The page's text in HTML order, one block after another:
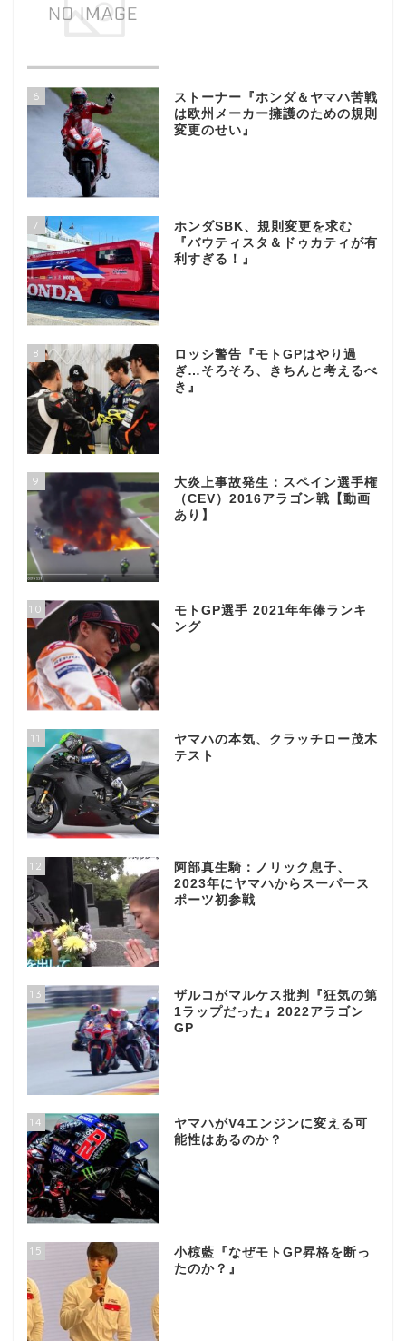
6
ストーナー『ホンダ＆ヤマハ苦戦
は欧州メーカー擁護のための規則
変更のせい』
7
ホンダSBK、規則変更を求む
『バウティスタ＆ドゥカティが有
利すぎる！』
8
ロッシ警告『モトGPはやり過
ぎ…そろそろ、きちんと考えるべ
き』
9
大炎上事故発生：スペイン選手権
（CEV）2016アラゴン戦【動画
あり】
10
モトGP選手 2021年年俸ランキ
ング
11
ヤマハの本気、クラッチロー茂木
テスト
12
阿部真生騎：ノリック息子、
2023年にヤマハからスーパース
ポーツ初参戦
13
ザルコがマルケス批判『狂気の第
1ラップだった』2022アラゴン
GP
14
ヤマハがV4エンジンに変える可
能性はあるのか？
15
小椋藍『なぜモトGP昇格を断っ
たのか？』